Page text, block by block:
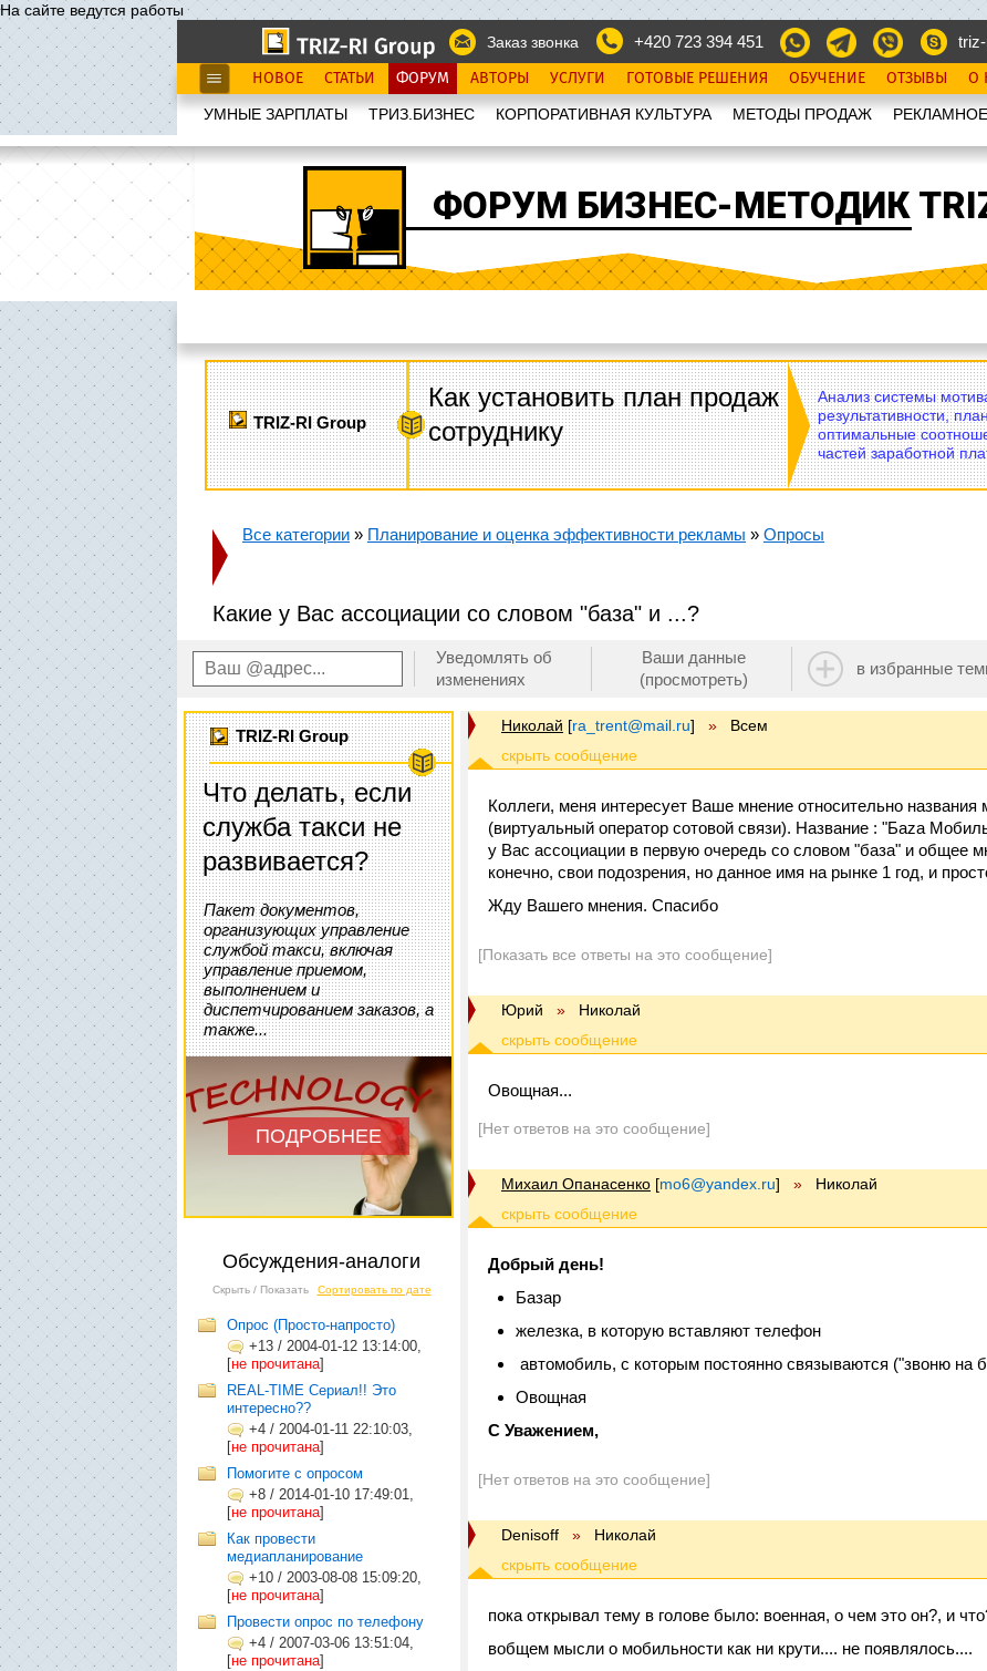
На сайте ведутся работы
Заказ звонка
+420 723 394 451
НОВОЕ СТАТЬИ ФОРУМ АВТОРЫ УСЛУГИ ГОТОВЫЕ РЕШЕНИЯ ОБУЧЕНИЕ ОТЗЫВЫ О
УМНЫЕ ЗАРПЛАТЫ ТРИЗ.БИЗНЕС КОРПОРАТИВНАЯ КУЛЬТУРА МЕТОДЫ ПРОДАЖ
ФОРУМ БИЗНЕС-МЕТОДИК
TRIZ-RI Group
Как установить план продаж
сотруднику
Анализ системы
результативности,
оптимальные
частей заработной
Все категории » Планирование и оценка эффективности рекламы » Опросы
Какие у Вас ассоциации со словом "база" и ...?
Уведомлять об
изменениях
Ваши данные
(просмотреть)
в избранные
TRIZ-RI Group
Что делать, если
служба такси не
развивается?
Пакет документов,
организующих управление
службой такси, включая
управление приемом,
выполнением и
диспетчированием заказов, а
также...
ПОДРОБНЕЕ
Обсуждения-аналоги
Скрыть / Показать Сортировать по дате
Опрос (Просто-напросто)
+13 / 2004-01-12 13:14:00,
[не прочитана]
REAL-TIME Сериал!! Это
интересно??
+4 / 2004-01-11 22:10:03,
[не прочитана]
Помогите с опросом
+8 / 2014-01-10 17:49:01,
[не прочитана]
Как провести
медиапланирование
+10 / 2003-08-08 15:09:20,
[не прочитана]
Провести опрос по телефону
+4 / 2007-03-06 13:51:04,
[не прочитана]
Николай [ra_trent@mail.ru] » Всем
Коллеги, меня интересует Ваше мнение относительно названия
(виртуальный оператор сотовой связи). Название : "Баzа
у Вас ассоциации в первую очередь со словом "база" и общее
конечно, свои подозрения, но данное имя на рынке 1 год, и
Жду Вашего мнения. Спасибо
[Показать все ответы на это сообщение]
Юрий » Николай
Овощная...
[Нет ответов на это сообщение]
Михаил Опанасенко [mo6@yandex.ru] » Николай
Добрый день!
Базар
железка, в которую вставляют телефон
автомобиль, с которым постоянно связываются ("звоню на
Овощная
С Уважением,
[Нет ответов на это сообщение]
Denisoff » Николай
пока открывал тему в голове было: военная, о чем это он?, и
вобщем мысли о мобильности как ни крути.... не появлялось....